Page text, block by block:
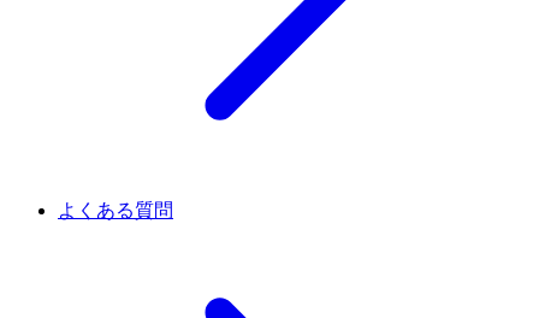
よくある質問